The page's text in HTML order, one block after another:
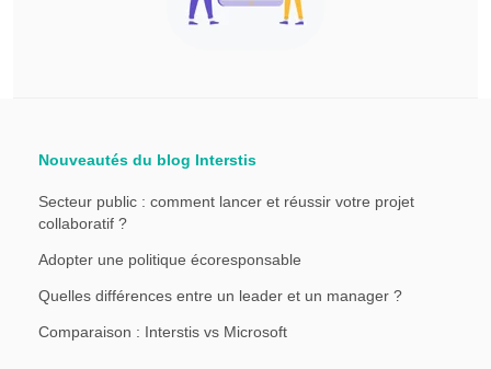
Nouveautés du blog Interstis
Secteur public : comment lancer et réussir votre projet
collaboratif ?
Adopter une politique écoresponsable
Quelles différences entre un leader et un manager ?
Comparaison : Interstis vs Microsoft